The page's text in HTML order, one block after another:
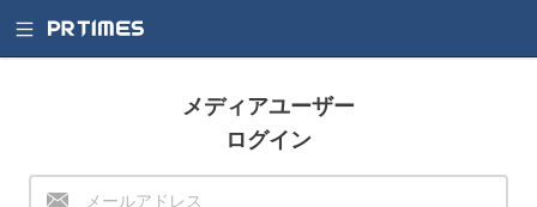
メディアユーザー
ログイン